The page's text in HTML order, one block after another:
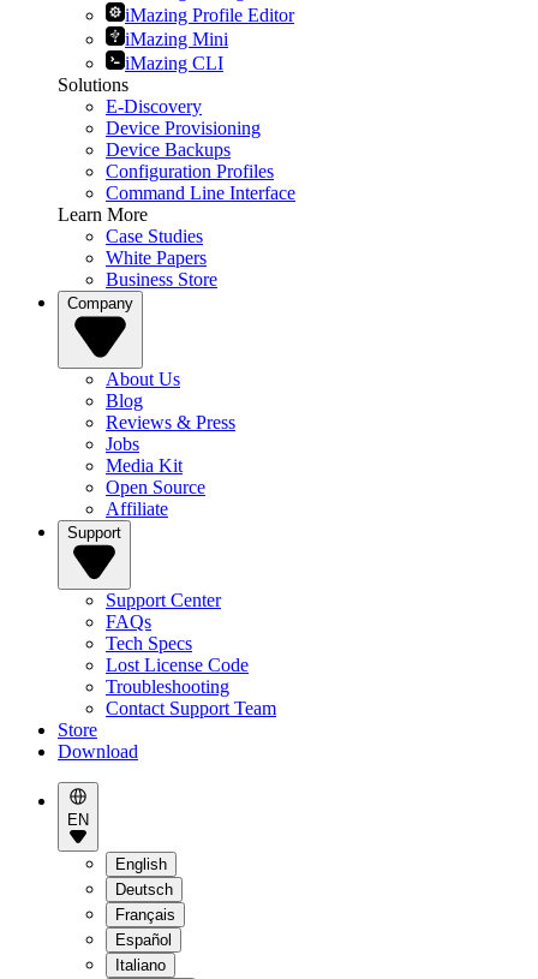
iMazing Profile Editor
iMazing Mini
iMazing CLI
Solutions
E-Discovery
Device Provisioning
Device Backups
Configuration Profiles
Command Line Interface
Learn More
Case Studies
White Papers
Business Store
Company
About Us
Blog
Reviews & Press
Jobs
Media Kit
Open Source
Affiliate
Support
Support Center
FAQs
Tech Specs
Lost License Code
Troubleshooting
Contact Support Team
Store
Download
EN
English
Deutsch
Français
Español
Italiano